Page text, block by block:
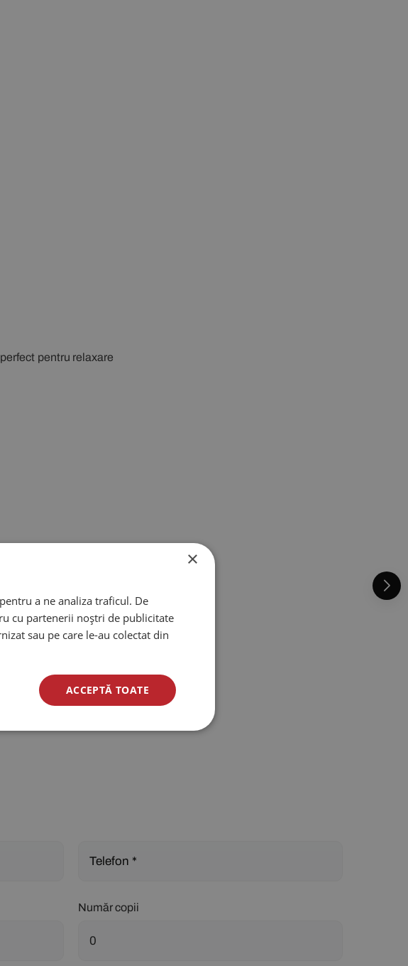
pentru relaxare
Număr copii
×
a ne analiza traficul. De
cu partenerii noștri de publicitate
sau pe care le-au colectat din
ACCEPTĂ TOATE